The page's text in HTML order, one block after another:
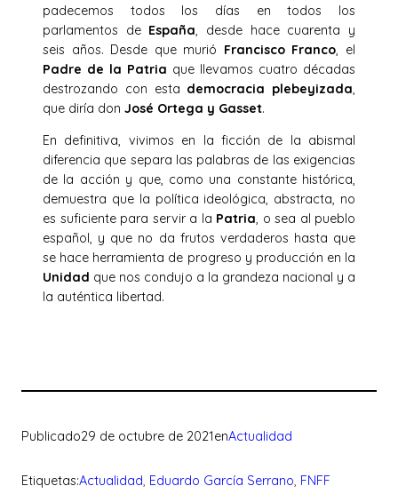
padecemos todos los días en todos los
parlamentos de España, desde hace cuarenta y
seis años. Desde que murió Francisco Franco, el
Padre de la Patria que llevamos cuatro décadas
destrozando con esta democracia plebeyizada,
que diría don José Ortega y Gasset.
En definitiva, vivimos en la ficción de la abismal
diferencia que separa las palabras de las exigencias
de la acción y que, como una constante histórica,
demuestra que la política ideológica, abstracta, no
es suficiente para servir a la Patria, o sea al pueblo
español, y que no da frutos verdaderos hasta que
se hace herramienta de progreso y producción en la
Unidad que nos condujo a la grandeza nacional y a
la auténtica libertad.
Publicado29 de octubre de 2021enActualidad
Etiquetas:Actualidad, Eduardo García Serrano, FNFF